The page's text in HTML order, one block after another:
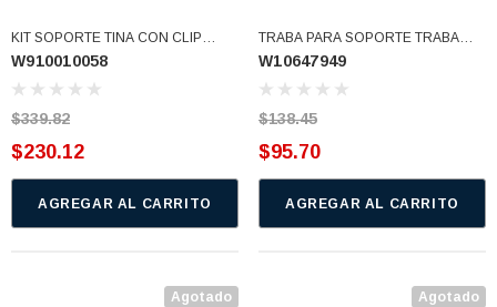
KIT SOPORTE TINA CON CLIP
ORIGINAL W10528947VP
W10396887 (W910010058)
W910010058
$339.82
$230.12
AGREGAR AL CARRITO
TRABA PARA SOPORTE TRABA
CESTO LAVADORA (W10647949)
W10647949
$138.45
$95.70
AGREGAR AL CARRITO
Agotado Agotado